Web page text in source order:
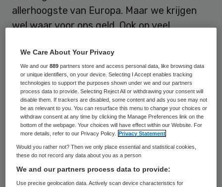
allerhoogste van Europa. Maar we krijgen
wel waar voor ons geld. Ook op veel
Nederland in de top van Europa.
Dat blijkt uit onderzoek datZorgWijzer.nl op
24 oktober publiceert.
Per hoofd
De zorgkosten per hoofd van de bevolking
zijn bijna het hoogst van heel Europa. Een
Nederlander geeft jaarlijks gemiddeld 5169
We Care About Your Privacy
We and our889 partners store and access personal data, like browsing data
or unique identifiers, on your device. Selecting I Accept enables tracking
technologies to support the purposes shown under we and our partners
process data to provide. Selecting Reject All or withdrawing your consent will
disable them. If trackers are disabled, some content and ads you see may not
be as relevant to you. You can resurface this menu to change your choices or
withdraw consent at any time by clicking the Manage Preferences link on the
bottom of the webpage. Your choices will have effect within our Website. For
more details, refer to our Privacy Policy.
Privacy Statement
Would you rather not? Then we only place essential and statistical cookies,
these do not record any data about you as a person
We and our partners process data to provide:
Use precise geolocation data. Actively scan device characteristics for